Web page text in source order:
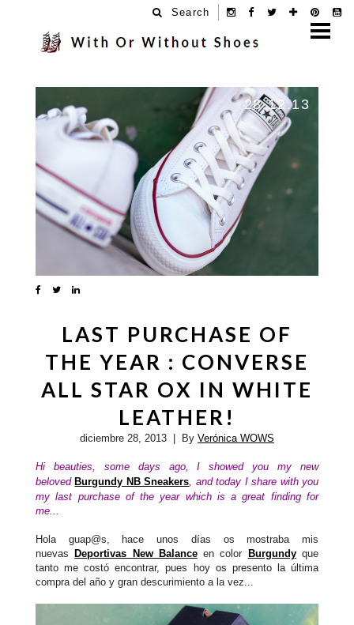
Search
28.12.13
LAST PURCHASE OF
THE YEAR : CONVERSE
ALL STAR OX IN WHITE
LEATHER!
diciembre 28, 2013 | By Verónica WOWS
Hi beauties, some days ago, I showed you my new
beloved Burgundy NB Sneakers , and today I share with you
my last purchase of the year which is a great finding for
me...
Hola guap@s, hace unos días os mostraba mis
nuevas
Deportivas New Balanceen color Burgundyque
tanto me costó encontrar, pues hoy os presento la última
compra del año y gran descurimiento a la vez...